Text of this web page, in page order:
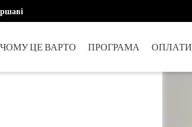
ЧОМУ ЦЕ ВАРТО ПРОГРАМА ОПЛАТИ